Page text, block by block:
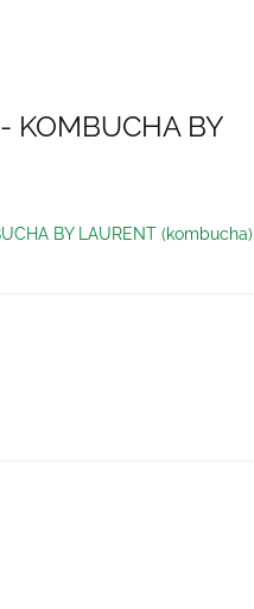
KOMBUCHA BY
BY LAURENT (kombucha)